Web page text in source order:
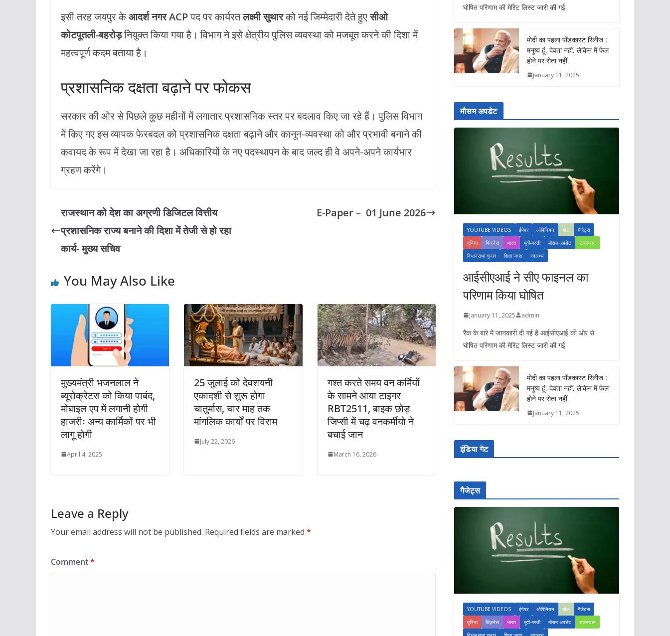
इसी तरह जयपुर केआदर्श नगर ACPपद पर कार्यरतलक्ष्मी सुथारको नई जिम्मेदारी देते हुएसीओ
कोटपूतली-बहरोड़नियुक्त किया गया है। विभाग ने इसे क्षेत्रीय पुलिस व्यवस्था को मजबूत करने की दिशा में
महत्वपूर्ण कदम बताया है।
प्रशासनिक दक्षता बढ़ाने पर फोकस
सरकार की ओर से पिछले कुछ महीनों में लगातार प्रशासनिक स्तर पर बदलाव किए जा रहे हैं। पुलिस विभाग
में किए गए इस व्यापक फेरबदल को प्रशासनिक दक्षता बढ़ाने और कानून-व्यवस्था को और प्रभावी बनाने की
कवायद के रूप में देखा जा रहा है। अधिकारियों के नए पदस्थापन के बाद जल्द ही वे अपने-अपने कार्यभार
ग्रहण करेंगे।
राजस्थान को देश का अग्रणी डिजिटल वित्तीय
प्रशासनिक राज्य बनाने की दिशा में तेजी से हो रहा
कार्य- मुख्य सचिव
E-Paper – 01 June 2026
You May Also Like
मुख्यमंत्री भजनलाल ने
ब्यूरोक्रेटस को किया पाबंद,
मोबाइल एप में लगानी होगी
हाजरीः अन्य कार्मिकों पर भी
लागू होगी
April 4, 2025
25 जुलाई को देवशयनी
एकादशी से शुरू होगा
चातुर्मास, चार माह तक
मांगलिक कार्यों पर विराम
July 22, 2026
गश्त करते समय वन कर्मियों
के सामने आया टाइगर
RBT2511, बाइक छोड़
जिप्सी में चढ़ वनकर्मीयो ने
बचाई जान
March 16, 2026
Leave a Reply
Your email address will not be published. Required fields are marked *
Comment*
घोषित परिणाम की मेरिट लिस्ट जारी की गई
मोदी का पहला पॉडकास्ट रिलीज :
मनुष्य हूं, देवता नहीं, लेकिन मैं फेल
होने पर रोता नहीं
January 11, 2025
मौसम अपडेट
YOUTUBE VIDEOS ईपेपर ओपिनियन खेल
गैजेट्स
दुनिया
बिज़नेस भारत मूवी-मस्ती मौसम अपडेट
राजस्थान
विधानसभा चुनाव
शिक्षा जगत स्वास्थ्य
आईसीएआई ने सीए फाइनल का
परिणाम किया घोषित
January 11, 2025 admin
रैंक के बारे में जानकारी दी गई है आईसीएआई की ओर से
घोषित परिणाम की मेरिट लिस्ट जारी की गई
मोदी का पहला पॉडकास्ट रिलीज :
मनुष्य हूं, देवता नहीं, लेकिन मैं फेल
होने पर रोता नहीं
January 11, 2025
इंडिया गेट
गैजेट्स
YOUTUBE VIDEOS ईपेपर ओपिनियन खेल
गैजेट्स
दुनिया
बिज़नेस भारत मूवी-मस्ती मौसम अपडेट
राजस्थान